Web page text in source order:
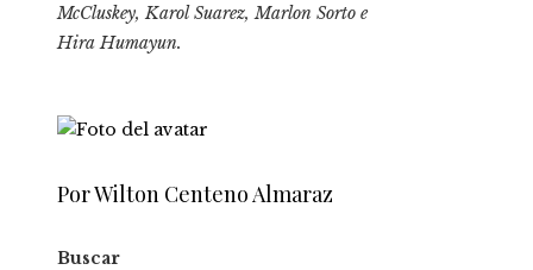
McCluskey, Karol Suarez, Marlon Sorto e
Hira Humayun.
Por Wilton Centeno Almaraz
Buscar